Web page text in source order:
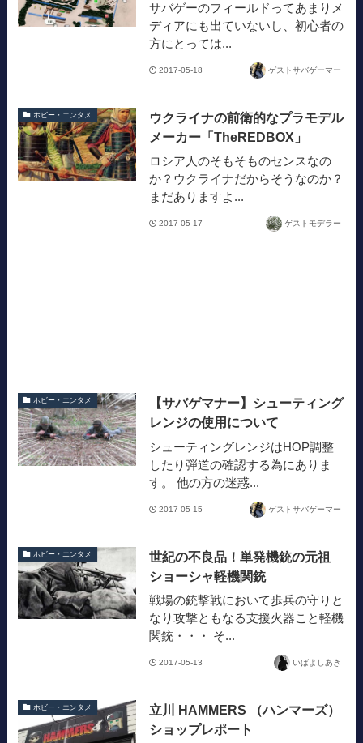
サバゲーのフィールドってあまりメ
ディアにも出ていないし、初心者の
方にとっては...
2017-05-18 ゲストサバゲーマー
ホビー・エンタメ
ウクライナの前衛的なプラモデル
メーカー「TheREDBOX」
ロシア人のそもそものセンスなの
か？ウクライナだからそうなのか？
まだありますよ...
2017-05-17 ゲストモデラー
ホビー・エンタメ
【サバゲマナー】シューティング
レンジの使用について
シューティングレンジはHOP調整
したり弾道の確認する為にありま
す。 他の方の迷惑...
2017-05-15 ゲストサバゲーマー
ホビー・エンタメ
世紀の不良品！単発機銃の元祖
ショーシャ軽機関銃
戦場の銃撃戦において歩兵の守りと
なり攻撃ともなる支援火器こと軽機
関銃・・・ そ...
2017-05-13 いばよしあき
ホビー・エンタメ
立川 HAMMERS （ハンマーズ）
ショップレポート